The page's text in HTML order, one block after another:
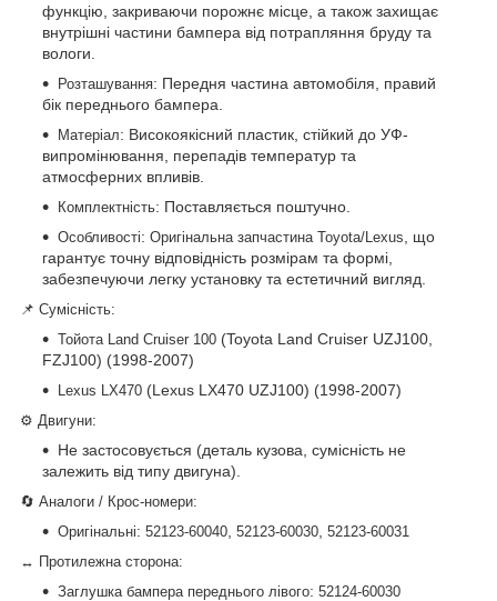
функцію, закриваючи порожнє місце, а також захищає
внутрішні частини бампера від потрапляння бруду та
вологи.
Розташування: Передня частина автомобіля, правий
бік переднього бампера.
Матеріал: Високоякісний пластик, стійкий до УФ-
випромінювання, перепадів температур та
атмосферних впливів.
Комплектність: Поставляється поштучно.
Особливості: Оригінальна запчастина Toyota/Lexus , що
гарантує точну відповідність розмірам та формі,
забезпечуючи легку установку та естетичний вигляд.
📌 Сумісність:
Тойота Land Cruiser 100 (Toyota Land Cruiser UZJ100,
FZJ100) (1998-2007)
Lexus LX470 (Lexus LX470 UZJ100) (1998-2007)
⚙️ Двигуни:
Не застосовується (деталь кузова, сумісність не
залежить від типу двигуна).
🔄 Аналоги / Крос-номери:
Оригінальні: 52123-60040 52123-60030 52123-60031
↔ Протилежна сторона:
Заглушка бампера переднього лівого: 52124-60030